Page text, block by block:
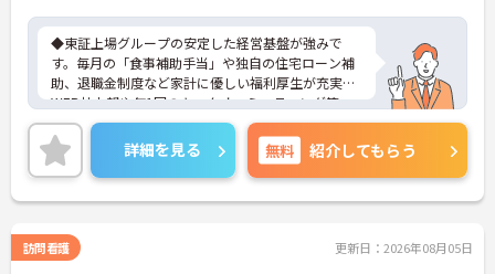
◆東証上場グループの安定した経営基盤が強みで
す。毎月の「食事補助手当」や独自の住宅ローン補
助、退職金制度など家計に優しい福利厚生が充実。
WEB社内報や年1回のキックオフミーティング等、
風通し良く温かいコミュニケーションを育む環境が
整っています。◆若手～中高年まで幅広い年代が活
躍中！短時間正社員制度などライフスタイルに合わ
せた柔軟な働き方が可能です。産休・育休の取得を
推進しており、復帰時には最大10万円支給の独自制
て世代のキャリアを強力に支援します。◆働きなが
ら成長！資格取得を最大10万円補助 多職種連携で専
詳細を見る 無料 紹介してもらう
訪問看護 更新日：2026年08月05日